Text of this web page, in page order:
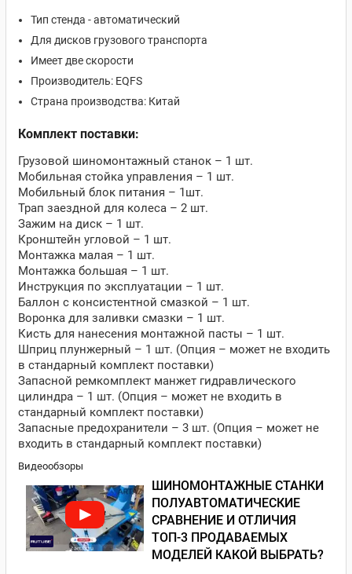
Тип стенда - автоматический
Для дисков грузового транспорта
Имеет две скорости
Производитель: EQFS
Страна производства: Китай
Комплект поставки:
Грузовой шиномонтажный станок – 1 шт.
Мобильная стойка управления – 1 шт.
Мобильный блок питания – 1шт.
Трап заездной для колеса – 2 шт.
Зажим на диск – 1 шт.
Кронштейн угловой – 1 шт.
Монтажка малая – 1 шт.
Монтажка большая – 1 шт.
Инструкция по эксплуатации – 1 шт.
Баллон с консистентной смазкой – 1 шт.
Воронка для заливки смазки – 1 шт.
Кисть для нанесения монтажной пасты – 1 шт.
Шприц плунжерный – 1 шт. (Опция – может не входить
в стандарный комплект поставки)
Запасной ремкомплект манжет гидравлического
цилиндра – 1 шт. (Опция – может не входить в
стандарный комплект поставки)
Запасные предохранители – 3 шт. (Опция – может не
входить в стандарный комплект поставки)
Видеообзоры
ШИНОМОНТАЖНЫЕ СТАНКИ
ПОЛУАВТОМАТИЧЕСКИЕ
СРАВНЕНИЕ И ОТЛИЧИЯ
ТОП-3 ПРОДАВАЕМЫХ
МОДЕЛЕЙ КАКОЙ ВЫБРАТЬ?